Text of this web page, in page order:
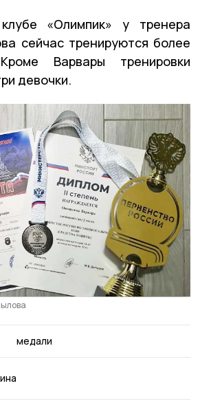
«Олимпик» у тренера
сейчас тренируются более
Варвары тренировки
девочки.
медали